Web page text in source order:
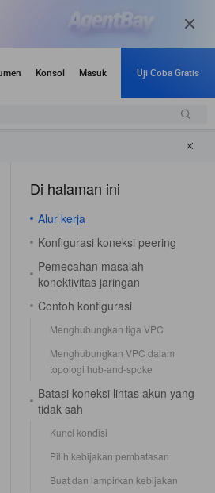
Di halaman ini
Alur kerja
Konfigurasi koneksi peering
Pemecahan masalah
konektivitas jaringan
Contoh konfigurasi
Menghubungkan tiga VPC
Menghubungkan VPC dalam
topologi hub-and-spoke
Batasi koneksi lintas akun yang
tidak sah
Kunci kondisi
Pilih kebijakan pembatasan
Buat dan lampirkan kebijakan